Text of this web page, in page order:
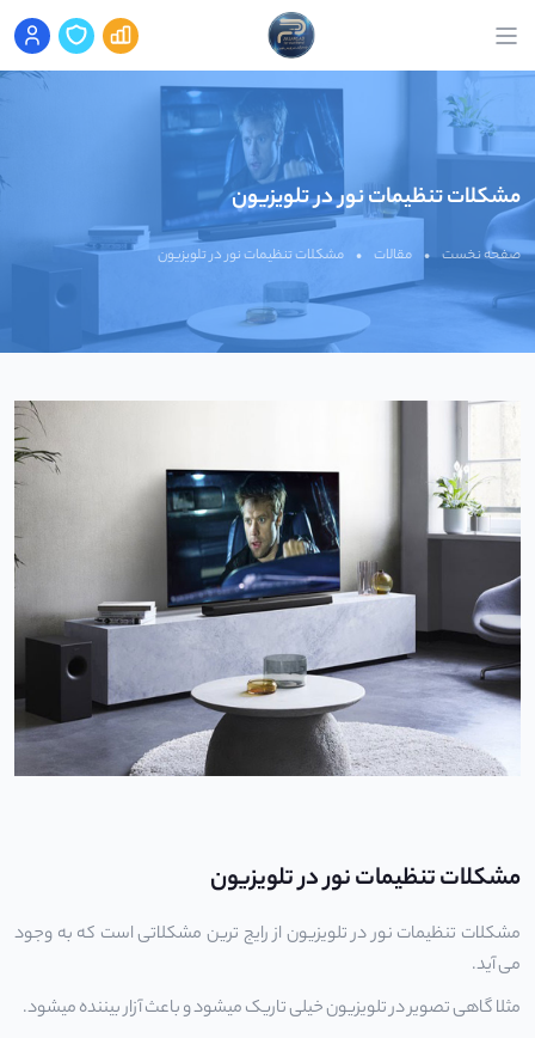
مشکلات تنظیمات نور در تلویزیون
صفحه نخست • مقالات • مشکلات تنظیمات نور در تلویزیون
مشکلات تنظیمات نور در تلویزیون
مشکلات تنظیمات نور در تلویزیون از رایج ترین مشکلاتی است که به وجود
می آید.
مثلا گاهی تصویر در تلویزیون خیلی تاریک میشود و باعث آزار بیننده میشود.